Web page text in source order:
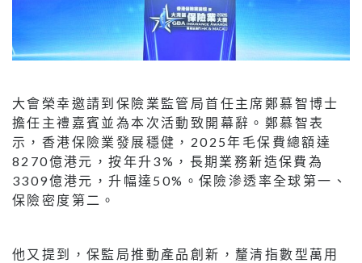
大會榮幸邀請到保險業監管局首任主席鄭慕智博士
擔任主禮嘉賓並為本次活動致開幕辭。鄭慕智表
示，香港保險業發展穩健，2025年毛保費總額達
8270億港元，按年升3%，長期業務新造保費為
3309億港元，升幅達50%。保險滲透率全球第一、
保險密度第二。
他又提到，保監局推動產品創新，釐清指數型萬用